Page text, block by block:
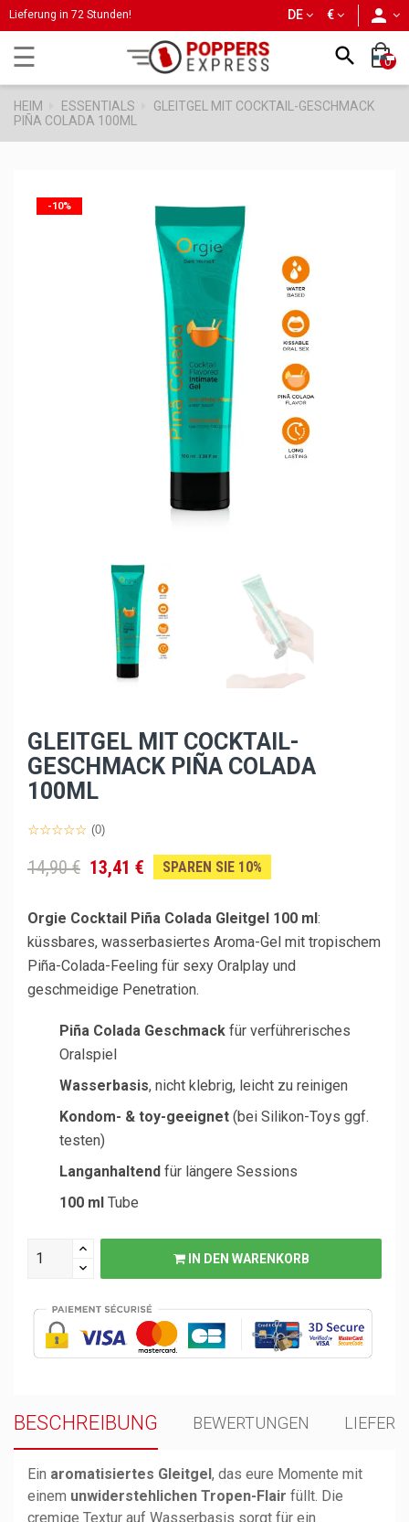
Lieferung in 72 Stunden! €
DE
Umschalten
der
Navigation
☰  0
HEIM ESSENTIALS
GLEITGEL MIT COCKTAIL-GESCHMACK
PIÑA COLADA 100ML
-10%
GLEITGEL MIT COCKTAIL-
GESCHMACK PIÑA COLADA
100ML
(0)
14,90 € 13,41 € SPAREN SIE 10%
Orgie Cocktail Piña Colada Gleitgel 100 ml:
küssbares, wasserbasiertes Aroma-Gel mit tropischem
Piña-Colada-Feeling für sexy Oralplay und
geschmeidige Penetration.
Piña Colada Geschmack für verführerisches
Oralspiel
Wasserbasis, nicht klebrig, leicht zu reinigen
Kondom- & toy-geeignet (bei Silikon-Toys ggf.
testen)
Langanhaltend für längere Sessions
100 ml Tube
IN DEN WARENKORB
BESCHREIBUNG BEWERTUNGEN
Ein aromatisiertes Gleitgel, das eure Momente mit
einem unwiderstehlichen Tropen-Flair füllt. Die
cremige Textur auf Wasserbasis sorgt für ein